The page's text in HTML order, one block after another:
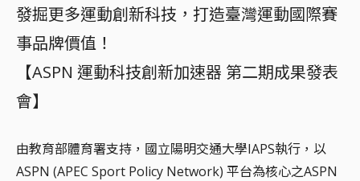
發掘更多運動創新科技，打造臺灣運動國際賽
事品牌價值！
【ASPN 運動科技創新加速器 第二期成果發表
會】
由教育部體育署支持，國立陽明交通大學IAPS執行，以
ASPN (APEC Sport Policy Network) 平台為核心之ASPN